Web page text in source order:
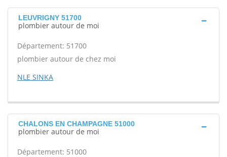
LEUVRIGNY 51700
plombier autour de moi
Département: 51700
plombier autour de chez moi
NLE SINKA
CHALONS EN CHAMPAGNE 51000
plombier autour de moi
Département: 51000